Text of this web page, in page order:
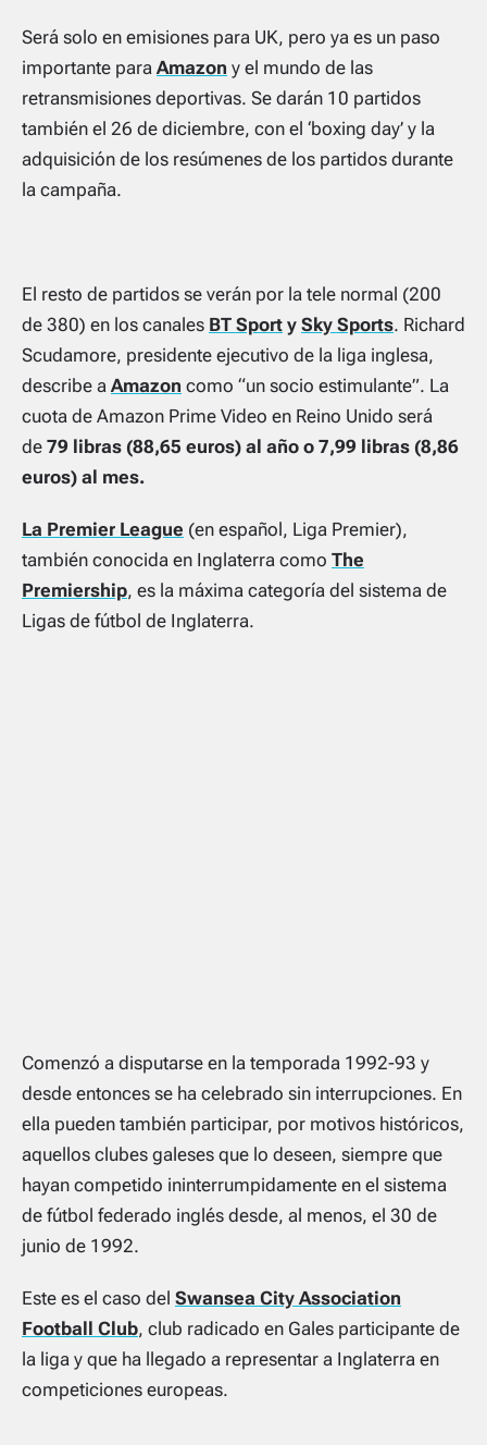
Será solo en emisiones para UK, pero ya es un paso
importante para Amazon y el mundo de las
retransmisiones deportivas. Se darán 10 partidos
también el 26 de diciembre, con el ‘boxing day’ y la
adquisición de los resúmenes de los partidos durante
la campaña.
El resto de partidos se verán por la tele normal (200
de 380) en los canales BT Sport y Sky Sports. Richard
Scudamore, presidente ejecutivo de la liga inglesa,
describe a Amazon como “un socio estimulante”. La
cuota de Amazon Prime Video en Reino Unido será
de 79 libras (88,65 euros) al año o 7,99 libras (8,86
euros) al mes.
La Premier League (en español, Liga Premier),
también conocida en Inglaterra como The
Premiership, es la máxima categoría del sistema de
Ligas de fútbol de Inglaterra.
Comenzó a disputarse en la temporada 1992-93 y
desde entonces se ha celebrado sin interrupciones. En
ella pueden también participar, por motivos históricos,
aquellos clubes galeses que lo deseen, siempre que
hayan competido ininterrumpidamente en el sistema
de fútbol federado inglés desde, al menos, el 30 de
junio de 1992.
Este es el caso del Swansea City Association
Football Club, club radicado en Gales participante de
la liga y que ha llegado a representar a Inglaterra en
competiciones europeas.